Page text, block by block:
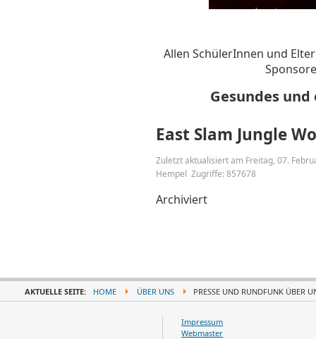
Allen SchülerInnen und
Gesundes
East Slam Jungle
Zuletzt aktualisiert am Freitag, 07.
Hempel Zugriffe: 857678
Archiviert
AKTUELLE SEITE: HOME ÜBER UNS PRESSE UND RUNDFUNK ÜBER
Impressum
Webmaster